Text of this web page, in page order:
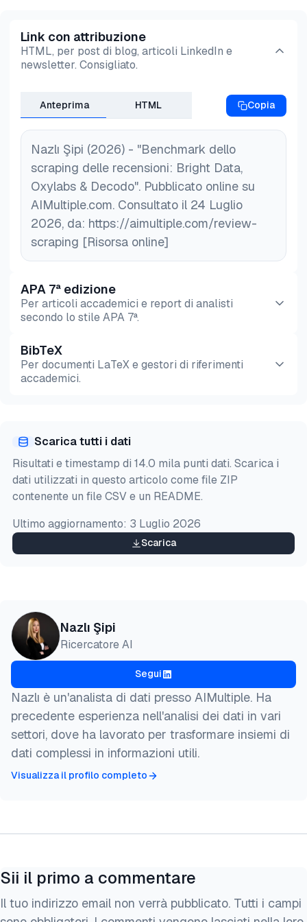
Link con attribuzione
HTML, per post di blog, articoli LinkedIn e
newsletter. Consigliato.
Anteprima HTML Copia
Nazlı Şipi (2026) - "Benchmark dello
scraping delle recensioni: Bright Data,
Oxylabs & Decodo". Pubblicato online su
AIMultiple.com. Consultato il 24 Luglio
2026, da: https://aimultiple.com/review-
scraping [Risorsa online]
APA 7ª edizione
Per articoli accademici e report di analisti
secondo lo stile APA 7ª.
Anteprima
BibTeX
Per documenti LaTeX e gestori di riferimenti
accademici.
@misc{sipi2026,
  author = {Şipi, Nazlı},
title  = {{Benchmark dello scraping delle
  year   = {2026},
howpublished    = {\url{https://aimultiple.com/
note   = {AIMultiple. Consultato il 24 Luglio
Scarica tutti i dati
Risultati e timestamp di 14.0 mila punti dati. Scarica i
dati utilizzati in questo articolo come file ZIP
contenente un file CSV e un README.
Ultimo aggiornamento: 3 Luglio 2026
Scarica
Nazlı Şipi
Ricercatore AI
Segui
Nazlı è un'analista di dati presso AIMultiple. Ha
precedente esperienza nell'analisi dei dati in vari
settori, dove ha lavorato per trasformare insiemi di
dati complessi in informazioni utili.
Visualizza il profilo completo
Sii il primo a commentare
Il tuo indirizzo email non verrà pubblicato. Tutti i campi